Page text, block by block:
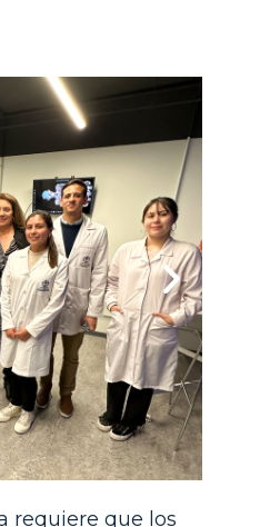
requiere que los